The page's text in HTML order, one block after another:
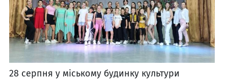
28 серпня у міському будинку культури